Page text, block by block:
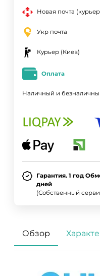
Новая почта
Укр почта
Курьер (Киев)
Оплата
Наличный и
Гарантия. 1 год
дней
(Собственный
Обзор